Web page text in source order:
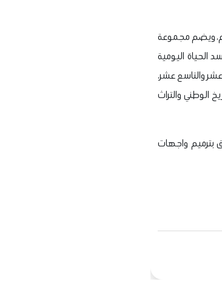
هشام الليثي، أنه تم اختيار المنزل ليكون متحفًا قوميًّا يخلد ذكرى انتصار أهالي رشيد على حملة فريزر عام 1807م، ويضم مجموعة
الحياة اليومية
عشر والتاسع عشر،
الوطني والتراث
بترميم واجهات